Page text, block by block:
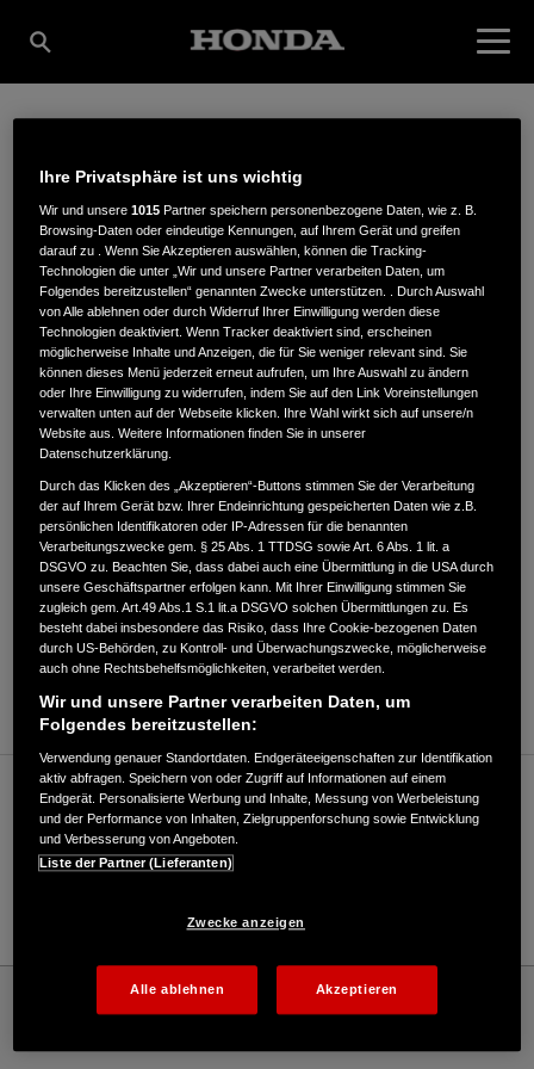
STEUCKART
MOTORGERÄTE INH.
SEBASTIAN
STEUCKART
Nägelstedter Weg 1,99958,Tonna
ANFAHRTSBESCHREIBUNG ANFORDERN
WEBSITE
Verkauf / Kundendienst
Rasen und Garten
Steuckart Motorgeräte Inh. Sebastian Steuckart - Garten – Honda - Willkommen
Ihre Privatsphäre ist uns wichtig
Wir und unsere1015 Partner speichern personenbezogene Daten, wie z. B.
Browsing-Daten oder eindeutige Kennungen, auf Ihrem Gerät und greifen
darauf zu . Wenn Sie Akzeptieren auswählen, können die Tracking-
Technologien die unter „Wir und unsere Partner verarbeiten Daten, um
Folgendes bereitzustellen“ genannten Zwecke unterstützen. . Durch Auswahl
von Alle ablehnen oder durch Widerruf Ihrer Einwilligung werden diese
Technologien deaktiviert. Wenn Tracker deaktiviert sind, erscheinen
möglicherweise Inhalte und Anzeigen, die für Sie weniger relevant sind. Sie
können dieses Menü jederzeit erneut aufrufen, um Ihre Auswahl zu ändern
oder Ihre Einwilligung zu widerrufen, indem Sie auf den Link Voreinstellungen
verwalten unten auf der Webseite klicken. Ihre Wahl wirkt sich auf unsere/n
Website aus. Weitere Informationen finden Sie in unserer
Datenschutzerklärung.
Durch das Klicken des „Akzeptieren“-Buttons stimmen Sie der Verarbeitung
der auf Ihrem Gerät bzw. Ihrer Endeinrichtung gespeicherten Daten wie z.B.
persönlichen Identifikatoren oder IP-Adressen für die benannten
Verarbeitungszwecke gem. § 25 Abs. 1 TTDSG sowie Art. 6 Abs. 1 lit. a
DSGVO zu. Beachten Sie, dass dabei auch eine Übermittlung in die USA durch
unsere Geschäftspartner erfolgen kann. Mit Ihrer Einwilligung stimmen Sie
zugleich gem. Art.49 Abs.1 S.1 lit.a DSGVO solchen Übermittlungen zu. Es
besteht dabei insbesondere das Risiko, dass Ihre Cookie-bezogenen Daten
durch US-Behörden, zu Kontroll- und Überwachungszwecke, möglicherweise
auch ohne Rechtsbehelfsmöglichkeiten, verarbeitet werden.
Wir und unsere Partner verarbeiten Daten, um
Folgendes bereitzustellen:
Verwendung genauer Standortdaten. Endgeräteeigenschaften zur Identifikation
aktiv abfragen. Speichern von oder Zugriff auf Informationen auf einem
Endgerät. Personalisierte Werbung und Inhalte, Messung von Werbeleistung
und der Performance von Inhalten, Zielgruppenforschung sowie Entwicklung
und Verbesserung von Angeboten.
Liste der Partner (Lieferanten)
Zwecke anzeigen
Alle ablehnen Akzeptieren